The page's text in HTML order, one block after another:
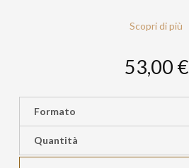
Scopri di più
53,00 €
Formato
Quantità